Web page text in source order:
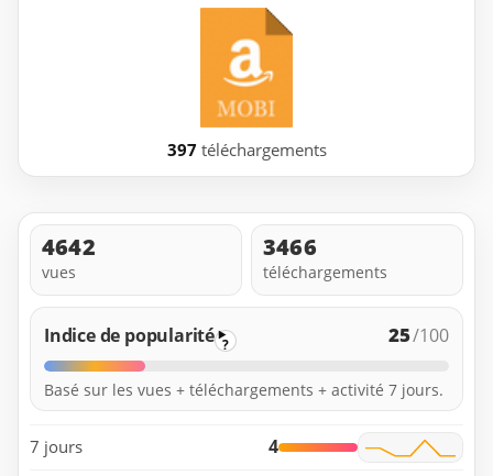
397 téléchargements
4642
vues
3466
téléchargements
Indice de popularité ? 25/100
Basé sur les vues + téléchargements + activité 7 jours.
7 jours 4